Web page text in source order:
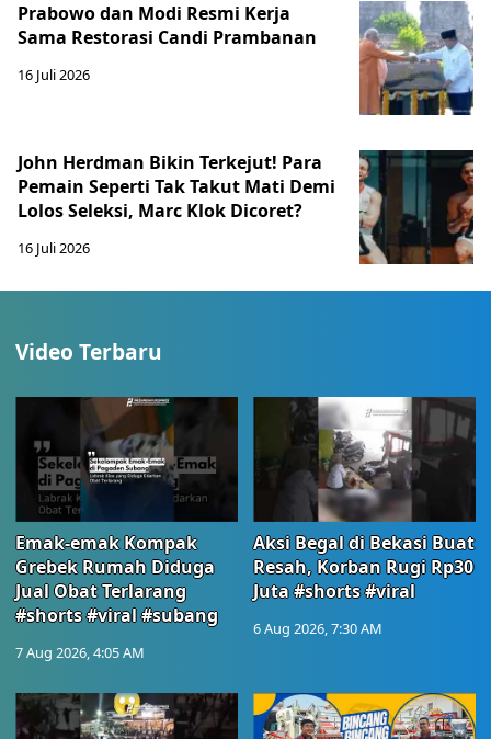
Prabowo dan Modi Resmi Kerja
Sama Restorasi Candi Prambanan
16 Juli 2026
John Herdman Bikin Terkejut! Para
Pemain Seperti Tak Takut Mati Demi
Lolos Seleksi, Marc Klok Dicoret?
16 Juli 2026
Video Terbaru
Emak-emak Kompak
Grebek Rumah Diduga
Jual Obat Terlarang
#shorts #viral #subang
7 Aug 2026, 4:05 AM
Aksi Begal di Bekasi Buat
Resah, Korban Rugi Rp30
Juta #shorts #viral
6 Aug 2026, 7:30 AM